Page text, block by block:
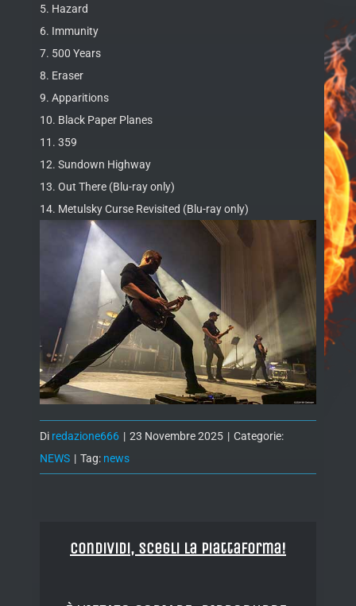
5. Hazard
6. Immunity
7. 500 Years
8. Eraser
9. Apparitions
10. Black Paper Planes
11. 359
12. Sundown Highway
13. Out There (Blu-ray only)
14. Metulsky Curse Revisited (Blu-ray only)
Di redazione666 | 23 Novembre 2025 | Categorie:
NEWS | Tag: news
Condividi, Scegli la piattaforma!